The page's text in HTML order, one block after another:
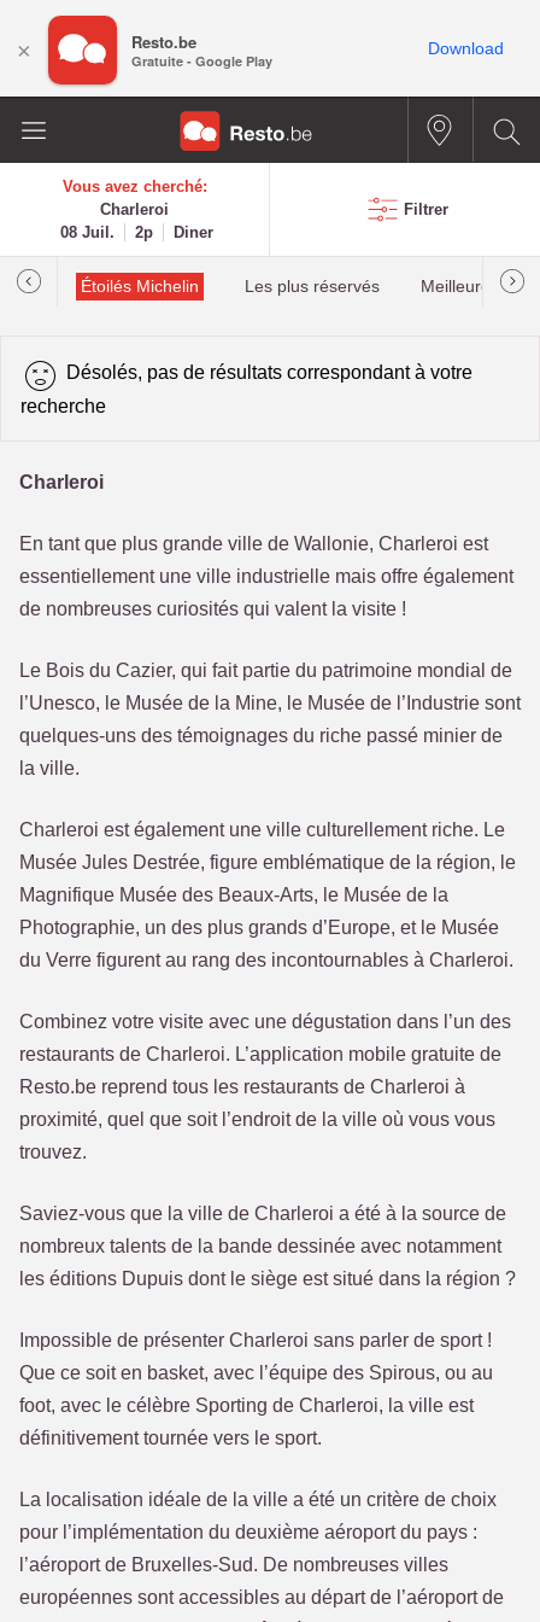
Vous avez cherché:
Charleroi
08 Juil.
2p Diner
Filtrer
Étoilés Michelin Les plus réservés Meilleures
Désolés, pas de résultats correspondant à votre
recherche
Charleroi
En tant que plus grande ville de Wallonie, Charleroi est
essentiellement une ville industrielle mais offre également
de nombreuses curiosités qui valent la visite !
Le Bois du Cazier, qui fait partie du patrimoine mondial de
l’Unesco, le Musée de la Mine, le Musée de l’Industrie sont
quelques-uns des témoignages du riche passé minier de
la ville.
Charleroi est également une ville culturellement riche. Le
Musée Jules Destrée, figure emblématique de la région, le
Magnifique Musée des Beaux-Arts, le Musée de la
Photographie, un des plus grands d’Europe, et le Musée
du Verre figurent au rang des incontournables à Charleroi.
Combinez votre visite avec une dégustation dans l’un des
restaurants de Charleroi. L’application mobile gratuite de
Resto.be reprend tous les restaurants de Charleroi à
proximité, quel que soit l’endroit de la ville où vous vous
trouvez.
Saviez-vous que la ville de Charleroi a été à la source de
nombreux talents de la bande dessinée avec notamment
les éditions Dupuis dont le siège est situé dans la région ?
Impossible de présenter Charleroi sans parler de sport !
Que ce soit en basket, avec l’équipe des Spirous, ou au
foot, avec le célèbre Sporting de Charleroi, la ville est
définitivement tournée vers le sport.
La localisation idéale de la ville a été un critère de choix
pour l’implémentation du deuxième aéroport du pays :
l’aéroport de Bruxelles-Sud. De nombreuses villes
européennes sont accessibles au départ de l’aéroport de
× Resto.be
Gratuite - Google Play
Download